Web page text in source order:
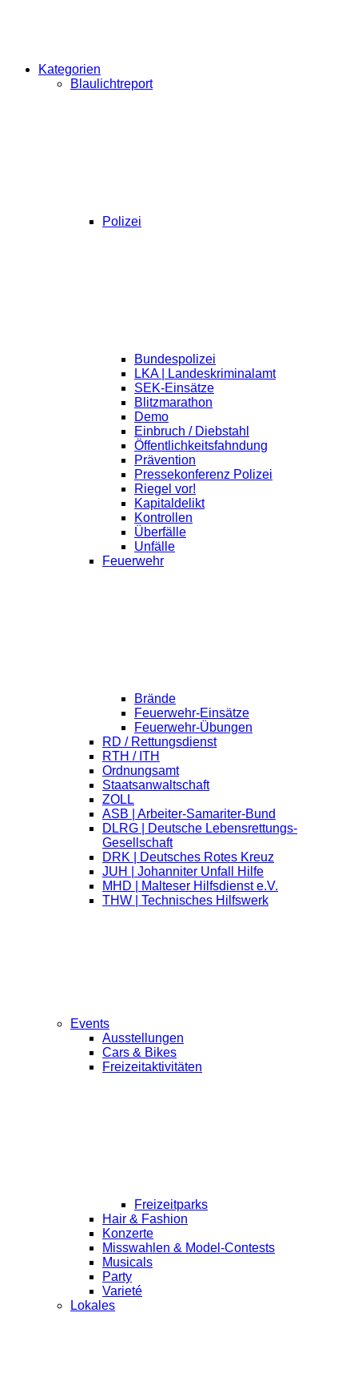
Kategorien
Blaulichtreport
Polizei
Bundespolizei
LKA | Landeskriminalamt
SEK-Einsätze
Blitzmarathon
Demo
Einbruch / Diebstahl
Öffentlichkeitsfahndung
Prävention
Pressekonferenz Polizei
Riegel vor!
Kapitaldelikt
Kontrollen
Überfälle
Unfälle
Feuerwehr
Brände
Feuerwehr-Einsätze
Feuerwehr-Übungen
RD / Rettungsdienst
RTH / ITH
Ordnungsamt
Staatsanwaltschaft
ZOLL
ASB | Arbeiter-Samariter-Bund
DLRG | Deutsche Lebensrettungs-
Gesellschaft
DRK | Deutsches Rotes Kreuz
JUH | Johanniter Unfall Hilfe
MHD | Malteser Hilfsdienst e.V.
THW | Technisches Hilfswerk
Events
Ausstellungen
Cars & Bikes
Freizeitaktivitäten
Freizeitparks
Hair & Fashion
Konzerte
Misswahlen & Model-Contests
Musicals
Party
Varieté
Lokales